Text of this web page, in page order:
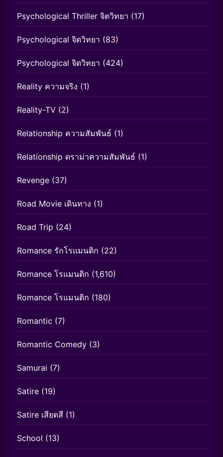
Psychological Thriller จิตวิทยา (17)
Psychological จิตวิทยา (83)
Psychological จิตวิทยา (424)
Reality ความจริง (1)
Reality-TV (2)
Relationship ความสัมพันธ์ (1)
Relationship ดราม่าความสัมพันธ์ (1)
Revenge (37)
Road Movie เดินทาง (1)
Road Trip (24)
Romance รักโรแมนติก (22)
Romance โรแมนติก (1,610)
Romance โรแมนติก (180)
Romantic (7)
Romantic Comedy (3)
Samurai (7)
Satire (19)
Satire เสียดสี (1)
School (13)